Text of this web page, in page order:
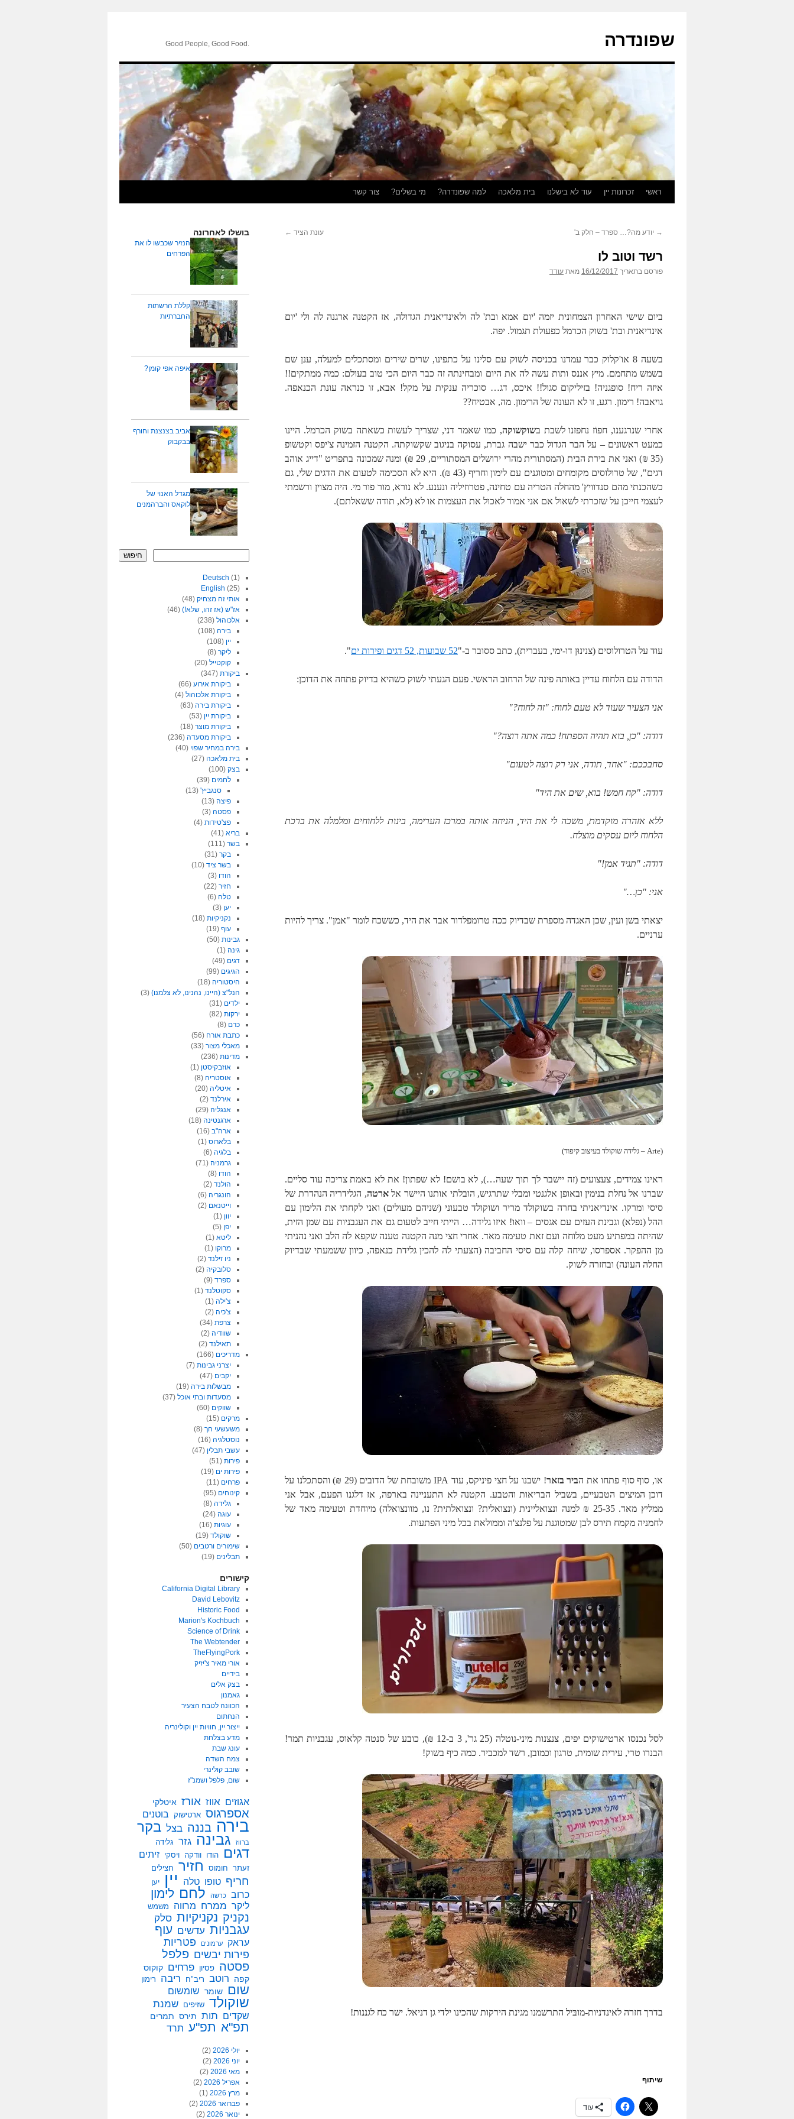
שפונדרה .Good People, Good Food
ראשי זכרונות יין עוד לא בישלנו בית מלאכה למה שפונדרה? מי בשלים? צור קשר
→ יודע מה?… ספרד – חלק ב' עונת הציד ←
רשד וטוב לו
פורסם בתאריך 16/12/2017 מאת עודד
ביום שישי האחרון הצמחונית יזמה 'יום אמא ובת' לה ולאינדיאנית הגדולה, אז הקטנה ארגנה לה ולי 'יום
אינדיאנית ובת' בשוק הכרמל כפעולת תגמול. יפה.
בשעה 8 או'קלוק כבר עמדנו בכניסה לשוק עם סלינו על כתפינו, שרים שירים ומסתכלים למעלה, ענן שם
בשמש מתחמם. מיץ אננס ותות עשה לה את היום ומבחינתה זה כבר היום הכי טוב בעולם: כמה ממתקים!!
איזה ריח! סופגניה! בזיליקום סגול!! איכס, דג… סוכריה ענקית על מקל! אבא, זו כנראה עונת הכנאפה.
גויאבה! רימון. רגע, זו לא העונה של הרימון. מה, אבטיח??
אחרי שנרגענו, חפוֹז נחפזנו לשבת בשוקשוקה, כמו שאמר דני, שצריך לעשות כשאתה בשוק הכרמל. היינו
כמעט ראשונים – על הבר הגדול כבר ישבה גברת, עסוקה בניגוב שקשוקתה. הקטנה הזמינה צ'יפס וקטשופ
(35 ₪) ואני את בירת הבית (המסתורית מהרי ירושלים המסתוריים, 29 ₪) ומנה שמכונה בתפריט "דייג אוהב
דגים", של טרולוסים מקומחים ומטוגנים עם לימון וחריף (43 ₪). היא לא הסכימה לטעום את הדגים שלי, גם
כשהכנתי מהם סנדוויץ' מהחלה הטריה עם טחינה, פטרוזיליה ונענע. לא נורא, מור פור מי. היה מצוין ורשמתי
לעצמי חייכן על שזכרתי לשאול אם אני אמור לאכול את העצמות או לא (לא, תודה ששאלתם).
עוד על הטרולוסים (צנינוּן דו-ימי, בעברית), כתב ססובר ב-"52 שבועות, 52 דגים ופירות ים ".
הדודה עם הלחוח עדיין באותה פינה של הרחוב הראשי. פעם הגעתי לשוק כשהיא בדיוק פתחה את הדוכן:
אני הצעיר שעוד לא טעם לחוח: "זה לחוח?"
דודה: "כן, בוא תהיה הספתח! כמה אתה רוצה?"
סחבככם: "אחד, תודה, אני רק רוצה לטעום"
דודה: "קח חמש! בוא, שים את היד"
ללא אזהרה מוקדמת, משכה לי את היד, הניחה אותה במרכז הערימה, בינות ללחוחים ומלמלה את ברכת
הלחוח ליום עסקים מוצלח.
דודה: "תגיד אמן!"
אני: "כן…"
יצאתי בשן ועין, שכן האגדה מספרת שבדיוק ככה טרומפלדור אבד את היד, כששכח לומר "אמן". צריך להיות
ערניים.
(Arte – גלידה שוקולד בעיצוב קיפוד)
ראינו צמידים, צעצועים (זה יישבר לך תוך שעה…), לא בושם! לא שפתון! את לא באמת צריכה עוד סליים.
שברנו אל נחלת בנימין ובאופן אלגנטי ומבלי שתרגיש, הובלתי אותנו היישר אלארטה, הגלידריה הנהדרת של
סיסי ומרקו. אינדיאניתי בחרה בשוקולד מריר ושוקולד טבעוני (שניהם מעולים) ואני לקחתי את הלימון עם
ההל (נפלא) וגבינת העזים עם אגסים – וואו! איזו גלידה… הייתי חייב לטעום גם את העגבניות עם שמן הזית,
שהיתה במפתיע מעט מלוחה ועם זאת טעימה מאד. אחרי חצי מנה הקטנה טענה שקפא לה הלב ואני נהניתי
מן ההפקר. אספרסו, שיחה קלה עם סיסי החביבה (הצעתי לה להכין גלידת כנאפה, כיוון ששמעתי שבדיוק
החלה העונה) ובחזרה לשוק.
או, סוף סוף פתחו את הביר בזאר
! ישבנו על חצי פיניקס, עוד IPA משובחת של הדובים (29 ₪) והסתכלנו על
דוכן המיצים הטבעיים, בשביל הבריאות והטבע. הקטנה לא התעניינה בארפה, אז דלגנו הפעם, אבל אני
ממליץ מאד. 25-35 ₪ למנה ונצואליינית (ונצואלית? ונצואלתית? נו, מוונצואלה) מיוחדת וטעימה מאד של
לחמניה מקמח תירס לבן שמטוגנת על פלנצ'ה וממולאת בכל מיני הפתעות.
לסל נכנסו ארטישוקים יפים, צנצנות מיני-נוטלה (25 גר', 3 ב-12 ₪), כובע של סנטה קלאוס, עגבניות תמר!
הבנרו טרי, עירית שומית, טרגון וכמובן, רשד למכביר. כמה כיף בשוק!
בדרך חזרה לאינדניות-מובּיל התרשמנו מגינת הירקות שהכינו ילדי גן דניאל. ישר כח לגננות!
שיתוף
עוד
בושלו לאחרונה
הנזיר שכבשו לו את
הפרחים
קללת הרשתות
החברתיות
איפה אפי קומן?
אביב בצנצנת וחורף
בבקבוק
מגדל האנוי של
לוקאס והברהמנים
חיפוש
Deutsch (1)
English (25)
אותי זה מצחיק(48)
אז"ש (אז זהו, שלא!)(46)
אלכוהול(238)
בירה (108)
יין (108)
ליקר (8)
קוקטייל (20)
ביקורת(347)
ביקורת אירוע (66)
ביקורת אלכוהול (4)
ביקורת בירה (63)
ביקורת יין (53)
ביקורת מוצר (18)
ביקורת מסעדה (236)
בירה במחיר שפוי (40)
בית מלאכה(27)
בצק(100)
לחמים (39)
סנגביץ'(13)
פיצה (13)
פסטה (3)
פצ'טידות (4)
בריא(41)
בשר(111)
בקר (31)
בשר ציד (10)
הודו (3)
חזיר (22)
טלה (6)
יען (3)
נקניקיות (18)
עוף (19)
גבינות(50)
גינה(1)
דגים (49)
הגיגים (99)
היסטוריה(18)
הנל"צ (היינו, נהנינו, לא צלמנו)(3)
ילדים (31)
ירקות(82)
כרם (8)
כתבת אורח (56)
מאכלי מצור(33)
מדינות(236)
אוזבקיסטן (1)
אוסטריה (8)
איטליה (20)
אירלנד (2)
אנגליה (29)
ארגנטינה (18)
ארה"ב (16)
בלארוס (1)
בלגיה (6)
גרמניה (71)
הודו (8)
הולנד (2)
הונגריה (6)
וייטנאם (2)
יוון (1)
יפן (5)
ליטא (1)
מרוקו (1)
ניו זילנד (2)
סלובקיה (2)
ספרד (9)
סקוטלנד (1)
צ'ילה (1)
צ'כיה (2)
צרפת (34)
שוודיה (2)
תאילנד (2)
מדריכים (166)
יצרני גבינות (7)
יקבים (47)
מבשלות בירה (19)
מסעדות ובתי אוכל (37)
שווקים (60)
מרקים (15)
משעשעי חך(8)
נוסטלגיה(16)
עשבי תבלין (47)
פירות(51)
פירות ים (19)
פרחים (11)
קינוחים (95)
גלידה (8)
עוגה (24)
עוגיות (16)
שוקולד (19)
שימורים ורטבים (50)
תבלינים (19)
קישורים
California Digital Library
David Lebovitz
Historic Food
Marion's Kochbuch
Science of Drink
The Webtender
TheFlyingPork
אורי מאיר צ'יזיק
בידיים
בצק אלים
גאמנון
הכוונה לטבח הצעיר
הנחתום
ייצור יין, חוויות יין וקולינריה
מדע בצלחת
עונג שבת
צמח השדה
שובב קולינרי
שום, פלפל ושמנ"ז
אגוזים אווז אורז איטלקי
אספרגוס ארטישוק בוטנים
בירה בננה בצל בקר
ברווז גבינה גזר גלידה
דגים הודו וודקה ויסקי זיתים
זעתר חומוס חזיר חצילים
חריף טופו טלה יין יען
כרוב כרשה לחם לימון
ליקר ממרח מרווה משמש
נקניק נקניקיות סלק
עגבניות עדשים עוף
עראק ערמונים
פטריות
פירות יבשים פלפל
פסטה פסיון פרחים קוקוס
קפה
רוטב ריב"ח ריבה רימון
שום שומר שומשום
שוקולד שזיפים שמנת
שקדים תות תירס תמרים
תפ"א תפ"ע תרד
יולי 2026
(2)
יוני 2026
(2)
מאי 2026
(2)
אפריל 2026
(2)
מרץ 2026
(1)
פברואר 2026
(2)
ינואר 2026
(2)